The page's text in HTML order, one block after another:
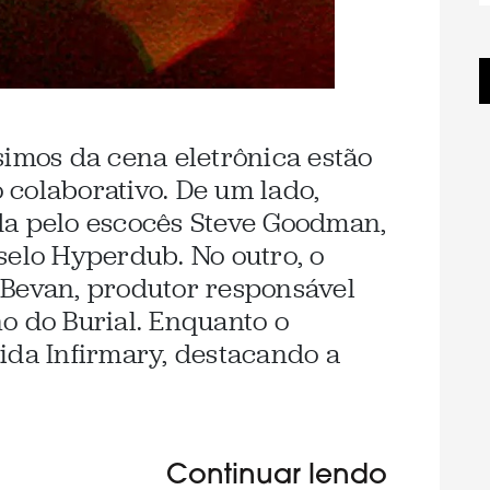
da cena eletrônica estão
De um lado,
pelo escocês Steve Goodman,
Hyperdub. No outro, o
produtor responsável
do Burial. Enquanto o
Infirmary, destacando a
Continuar lendo